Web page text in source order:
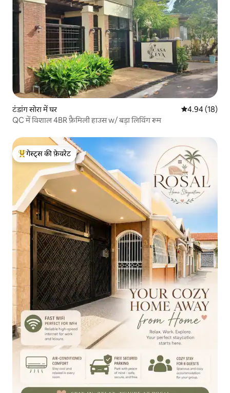
टंडांग सोरा में घर औसत रेटिंग 5 में
4.94 (18)
QC में विशाल 4BR फ़ैमिली हाउस w/ बड़ा लिविंग रूम
गेस्ट्स का टॉप फ़ेवरेट
गेस्ट्स की फ़ेवरेट